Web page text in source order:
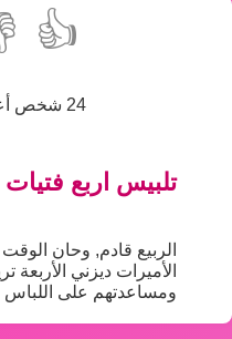
👍
24 شخص أعجبهم هذه اللعبة، انضم إليهم!
تلبيس اربع فتيات
الربيع قادم, وحان
الأميرات ديزني الأربعة
ومساعدتهم على